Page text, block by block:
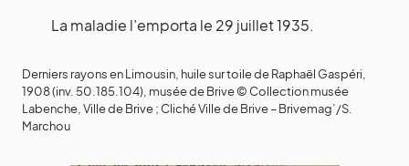
La maladie l’emporta le 29 juillet 1935.
Derniers rayons en Limousin, huile sur toile de Raphaël Gaspéri,
1908 (inv. 50.185.104), musée de Brive © Collection musée
Labenche, Ville de Brive ; Cliché Ville de Brive – Brivemag’/S.
Marchou